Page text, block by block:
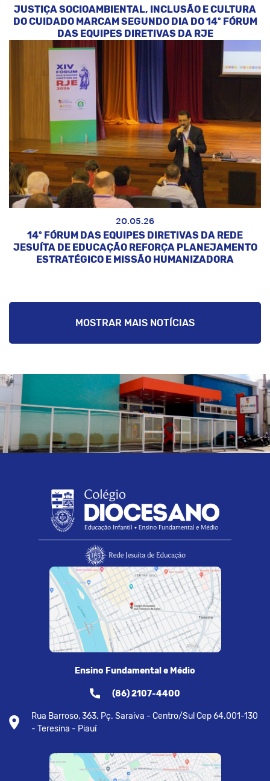
JUSTIÇA SOCIOAMBIENTAL, INCLUSÃO E CULTURA
DO CUIDADO MARCAM SEGUNDO DIA DO 14º FÓRUM
DAS EQUIPES DIRETIVAS DA RJE
20.05.26
14º FÓRUM DAS EQUIPES DIRETIVAS DA REDE
JESUÍTA DE EDUCAÇÃO REFORÇA PLANEJAMENTO
ESTRATÉGICO E MISSÃO HUMANIZADORA
MOSTRAR MAIS NOTÍCIAS
Ensino Fundamental e Médio
(86) 2107-4400
Rua Barroso, 363. Pç. Saraiva - Centro/Sul Cep 64.001-130
- Teresina - Piauí